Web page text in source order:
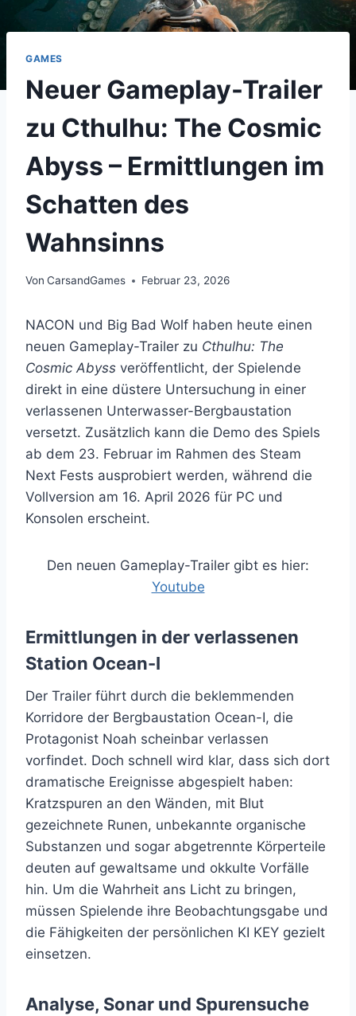
GAMES
Neuer Gameplay-Trailer
zu Cthulhu: The Cosmic
Abyss – Ermittlungen im
Schatten des
Wahnsinns
Von CarsandGames Februar 23, 2026
NACON und Big Bad Wolf haben heute einen
neuen Gameplay-Trailer zu Cthulhu: The
Cosmic Abyss veröffentlicht, der Spielende
direkt in eine düstere Untersuchung in einer
verlassenen Unterwasser-Bergbaustation
versetzt. Zusätzlich kann die Demo des Spiels
ab dem 23. Februar im Rahmen des Steam
Next Fests ausprobiert werden, während die
Vollversion am 16. April 2026 für PC und
Konsolen erscheint.
Den neuen Gameplay-Trailer gibt es hier:
Youtube
Ermittlungen in der verlassenen
Station Ocean-I
Der Trailer führt durch die beklemmenden
Korridore der Bergbaustation Ocean-I, die
Protagonist Noah scheinbar verlassen
vorfindet. Doch schnell wird klar, dass sich dort
dramatische Ereignisse abgespielt haben:
Kratzspuren an den Wänden, mit Blut
gezeichnete Runen, unbekannte organische
Substanzen und sogar abgetrennte Körperteile
deuten auf gewaltsame und okkulte Vorfälle
hin. Um die Wahrheit ans Licht zu bringen,
müssen Spielende ihre Beobachtungsgabe und
die Fähigkeiten der persönlichen KI KEY gezielt
einsetzen.
Analyse, Sonar und Spurensuche